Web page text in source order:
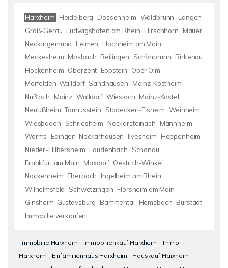
Harxheim Heidelberg Dossenheim Waldbrunn
Langen
Groß-Gerau Ludwigshafen am Rhein Hirschhorn
Mauer
Neckargemünd
Leimen
Hochheim am Main
Meckesheim Mosbach Reilingen Schönbrunn Birkenau
Hockenheim Oberzent Eppstein
Ober Olm
Mörfelden-Walldorf Sandhausen
Mainz-Kostheim
Nußloch
Mainz Walldorf Wiesloch Mainz-Kastel
Neulußheim Taunusstein Stadecken-Elsheim Weinheim
Wiesbaden
Schriesheim Neckarsteinach
Mannheim
Worms
Edingen-Neckarhausen Ilvesheim
Heppenheim
Nieder-Hilbersheim Laudenbach
Schönau
Frankfurt am Main Maxdorf Oestrich-Winkel
Nackenheim Eberbach
Ingelheim am Rhein
Wilhelmsfeld
Schwetzingen Flörsheim am Main
Ginsheim-Gustavsburg
Bammental Hemsbach Bürstadt
Immobilie verkaufen
Immobilie Harxheim Immobilienkauf Harxheim
Immo
Harxheim
Einfamilienhaus Harxheim
Hauskauf Harxheim